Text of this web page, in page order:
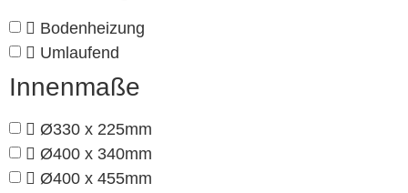
Bodenheizung
Umlaufend
Innenmaße
Ø330 x 225mm
Ø400 x 340mm
Ø400 x 455mm